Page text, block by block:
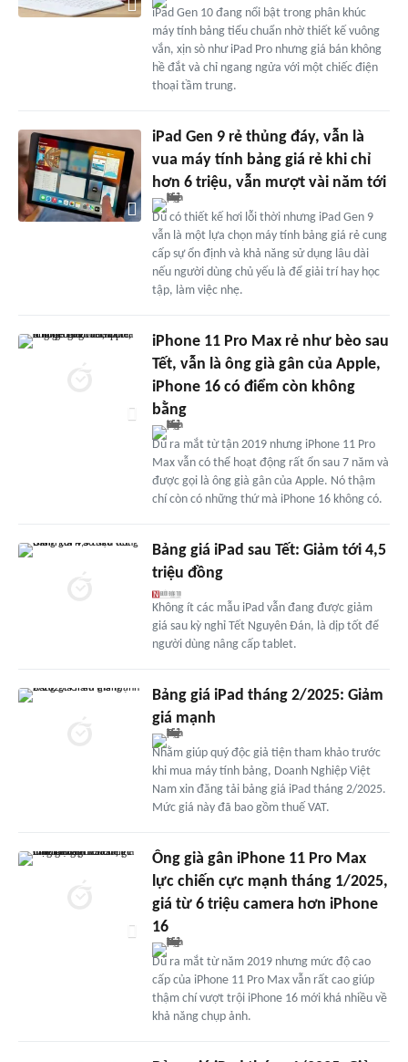
iPad Gen 10 đang nổi bật trong phân khúc
máy tính bảng tiểu chuẩn nhờ thiết kế vuông
vắn, xịn sò như iPad Pro nhưng giá bán không
hề đắt và chỉ ngang ngửa với một chiếc điện
thoại tầm trung.
iPad Gen 9 rẻ thủng đáy, vẫn là
vua máy tính bảng giá rẻ khi chỉ
hơn 6 triệu, vẫn mượt vài năm tới
Dù có thiết kế hơi lỗi thời nhưng iPad Gen 9
vẫn là một lựa chọn máy tính bảng giá rẻ cung
cấp sự ổn định và khả năng sử dụng lâu dài
nếu người dùng chủ yếu là để giải trí hay học
tập, làm việc nhẹ.
iPhone 11 Pro Max rẻ như bèo sau
Tết, vẫn là ông già gân của Apple,
iPhone 16 có điểm còn không
bằng
Dù ra mắt từ tận 2019 nhưng iPhone 11 Pro
Max vẫn có thể hoạt động rất ổn sau 7 năm và
được gọi là ông già gân của Apple. Nó thậm
chí còn có những thứ mà iPhone 16 không có.
Bảng giá iPad sau Tết: Giảm tới 4,5
triệu đồng
Không ít các mẫu iPad vẫn đang được giảm
giá sau kỳ nghỉ Tết Nguyên Đán, là dịp tốt để
người dùng nâng cấp tablet.
Bảng giá iPad tháng 2/2025: Giảm
giá mạnh
Nhằm giúp quý độc giả tiện tham khảo trước
khi mua máy tính bảng, Doanh Nghiệp Việt
Nam xin đăng tải bảng giá iPad tháng 2/2025.
Mức giá này đã bao gồm thuế VAT.
Ông già gân iPhone 11 Pro Max
lực chiến cực mạnh tháng 1/2025,
giá từ 6 triệu camera hơn iPhone
16
Dù ra mắt từ năm 2019 nhưng mức độ cao
cấp của iPhone 11 Pro Max vẫn rất cao giúp
thậm chí vượt trội iPhone 16 mới khá nhiều về
khả năng chụp ảnh.